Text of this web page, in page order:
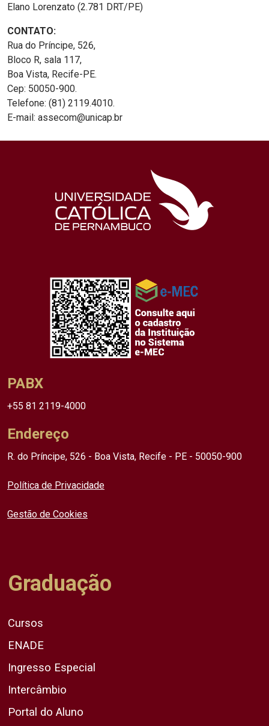
Elano Lorenzato (2.781 DRT/PE)
CONTATO:
Rua do Príncipe, 526,
Bloco R, sala 117,
Boa Vista, Recife-PE.
Cep: 50050-900.
Telefone: (81) 2119.4010.
E-mail: assecom@unicap.br
PABX
+55 81 2119-4000
Endereço
R. do Príncipe, 526 - Boa Vista, Recife - PE - 50050-900
Política de Privacidade
Gestão de Cookies
Graduação
Cursos
ENADE
Ingresso Especial
Intercâmbio
Portal do Aluno